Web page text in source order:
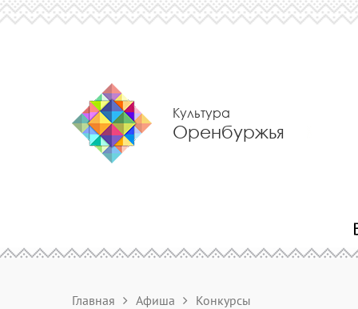
Культура
Оренбуржья
Главная Афиша Конкурсы